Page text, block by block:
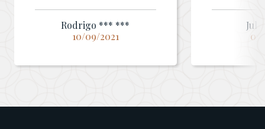
Rodrigo *** ***
10/09/2021
03/